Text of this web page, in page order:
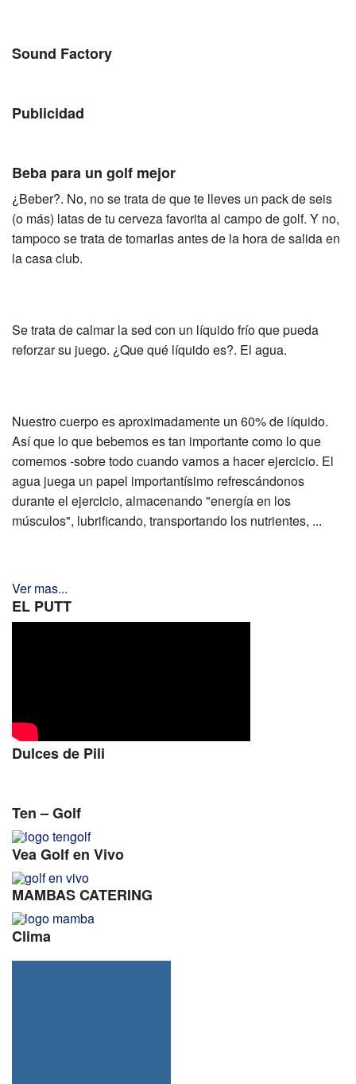
Sound Factory
Publicidad
Beba para un golf mejor
¿Beber?. No, no se trata de que te lleves un pack de seis
(o más) latas de tu cerveza favorita al campo de golf. Y no,
tampoco se trata de tomarlas antes de la hora de salida en
la casa club.
Se trata de calmar la sed con un líquido frío que pueda
reforzar su juego. ¿Que qué líquido es?. El agua.
Nuestro cuerpo es aproximadamente un 60% de líquido.
Así que lo que bebemos es tan importante como lo que
comemos -sobre todo cuando vamos a hacer ejercicio. El
agua juega un papel importantísimo refrescándonos
durante el ejercicio, almacenando "energía en los
músculos", lubrificando, transportando los nutrientes, ...
Ver mas...
EL PUTT
Dulces de Pili
Ten – Golf
Vea Golf en Vivo
MAMBAS CATERING
Clima